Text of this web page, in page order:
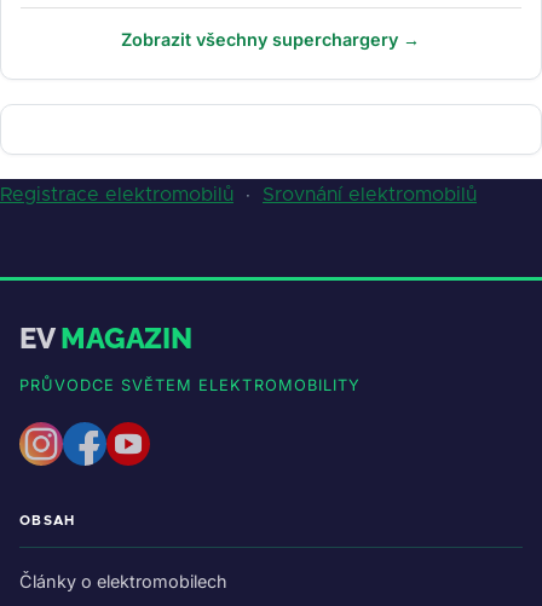
Zobrazit všechny superchargery →
Registrace elektromobilů · Srovnání elektromobilů
EVMAGAZIN
PRŮVODCE SVĚTEM ELEKTROMOBILITY
OBSAH
Články o elektromobilech